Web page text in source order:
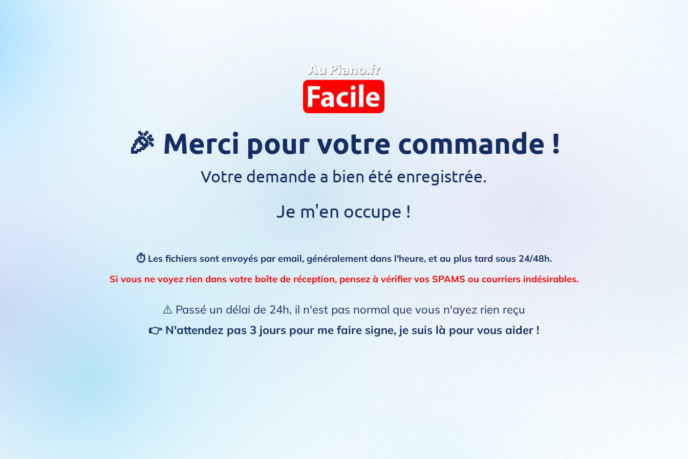
🎉 Merci pour votre commande !
Votre demande a bien été enregistrée.
Je m'en occupe !
⏱ Les fichiers sont envoyés par email, généralement dans l'heure, et au plus tard sous 24/48h.
Si vous ne voyez rien dans votre boîte de réception, pensez à vérifier vos SPAMS ou courriers indésirables.
⚠️ Passé un délai de 24h, il n'est pas normal que vous n'ayez rien reçu
👉 N'attendez pas 3 jours pour me faire signe, je suis là pour vous aider !